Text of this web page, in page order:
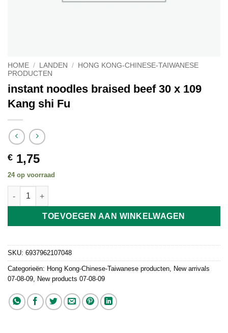
HOME / LANDEN /
HONG KONG-CHINESE-TAIWANESE
PRODUCTEN
instant noodles braised beef 30 x 109
Kang shi Fu
€ 1,75
24 op voorraad
instant noodles braised beef 30 x 109 Kang shi Fu aantal
TOEVOEGEN AAN WINKELWAGEN
SKU: 6937962107048
Categorieën: Hong Kong-Chinese-Taiwanese producten, New arrivals
07-08-09, New products 07-08-09